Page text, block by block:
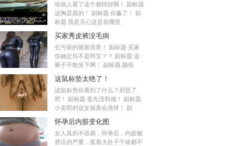
啥病人看了这个都得好啊！ 副标题
这胸是真的！ 副标题 你赢了！ 副
标题 我是关心这是在哪里
买家秀皮裤没毛病
乞丐装的最新境界！ 副标题 买家
你确定你不是阿宝？？ 副标题 这
裤子不敢坐下啊！ 副标题 颜值
这鼠标垫太绝了！
这鼠标垫你看到了什么？邪恶了
吧！ 副标题 毫无违和感！ 副标题
小卖部的这女孩真会选呀！ 副
怀孕后内脏变化图
女人真的不容易，怀孕后，内脏被
挤压的严重，挺着大肚子干啥都不